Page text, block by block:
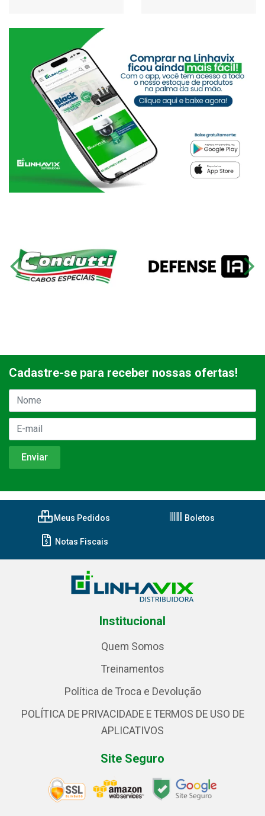
Cadastre-se para receber nossas ofertas!
Meus Pedidos Boletos
Notas Fiscais
Institucional
Quem Somos
Treinamentos
Política de Troca e Devolução
POLÍTICA DE PRIVACIDADE E TERMOS DE USO DE
APLICATIVOS
Site Seguro